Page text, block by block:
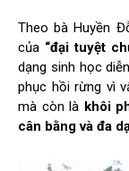
Theo bà Huyền
của “đại tuyệt
dạng sinh học
phục hồi rừng vì
mà còn là khôi
cân bằng và đa